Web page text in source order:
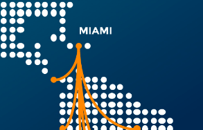
Medios de Pago